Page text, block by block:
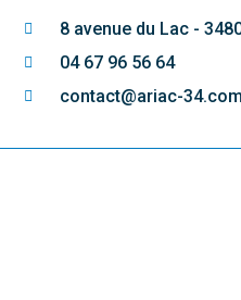
8 avenue du Lac -
04 67 96 56 64
contact@ariac-34.com